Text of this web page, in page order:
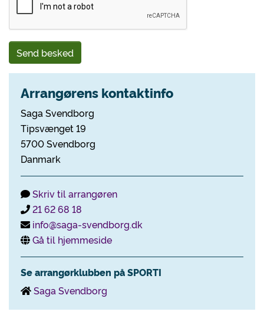
Send besked
Arrangørens kontaktinfo
Saga Svendborg
Tipsvænget 19
5700 Svendborg
Danmark
Skriv til arrangøren
21 62 68 18
info@saga-svendborg.dk
Gå til hjemmeside
Se arrangørklubben på SPORTI
Saga Svendborg